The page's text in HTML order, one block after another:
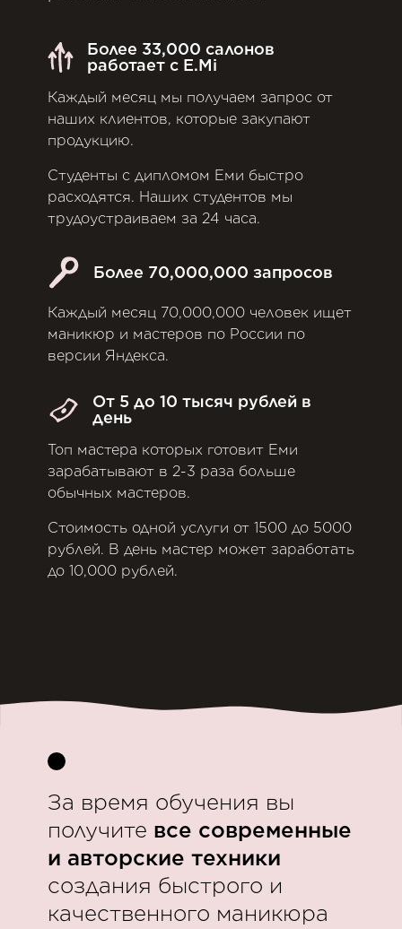
Более 33,000 салонов
работает с E.Mi
Каждый месяц мы получаем запрос от
наших клиентов, которые закупают
продукцию.
Студенты с дипломом Еми быстро
расходятся. Наших студентов мы
трудоустраиваем за 24 часа.
Более 70,000,000 запросов
Каждый месяц 70,000,000 человек ищет
маникюр и мастеров по России по
версии Яндекса.
От 5 до 10 тысяч рублей в
день
Топ мастера которых готовит Еми
зарабатывают в 2-3 раза больше
обычных мастеров.
Стоимость одной услуги от 1500 до 5000
рублей. В день мастер может заработать
до 10,000 рублей.
За время обучения вы
получите все современные
и авторские техники
создания быстрого и
качественного маникюра